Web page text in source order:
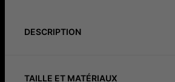
DESCRIPTION
whatever style you want and it fits any
TAILLE ET MATÉRIAUX